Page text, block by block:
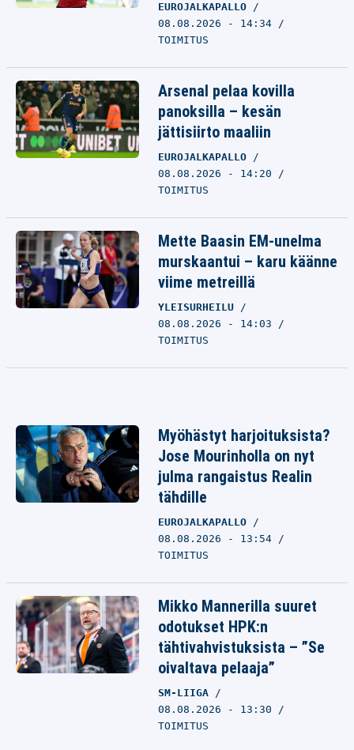
EUROJALKAPALLO
08.08.2026 - 14:34
TOIMITUS
Arsenal pelaa kovilla
panoksilla – kesän
jättisiirto maaliin
EUROJALKAPALLO
08.08.2026 - 14:20
TOIMITUS
Mette Baasin EM-unelma
murskaantui – karu käänne
viime metreillä
YLEISURHEILU
08.08.2026 - 14:03
TOIMITUS
Myöhästyt harjoituksista?
Jose Mourinholla on nyt
julma rangaistus Realin
tähdille
EUROJALKAPALLO
08.08.2026 - 13:54
TOIMITUS
Mikko Mannerilla suuret
odotukset HPK:n
tähtivahvistuksista – ”Se
oivaltava pelaaja”
SM-LIIGA
08.08.2026 - 13:30
TOIMITUS